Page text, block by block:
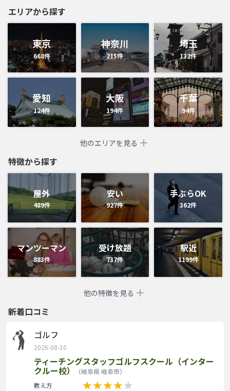
エリアから探す
東京
668件
神奈川
215件
埼玉
132件
愛知
124件
大阪
194件
千葉
94件
他のエリアを見る
特徴から探す
屋外
489件
安い
927件
手ぶらOK
362件
マンツーマン
883件
受け放題
737件
駅近
1199件
他の特徴を見る
新着口コミ
ゴルフ
2026-08-10
ティーチングスタッフゴルフスクール（インター
クルー校）
（岐阜県 岐阜市）
教え方